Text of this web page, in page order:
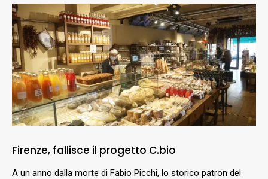
Firenze, fallisce il progetto C.bio
A un anno dalla morte di Fabio Picchi, lo storico patron del